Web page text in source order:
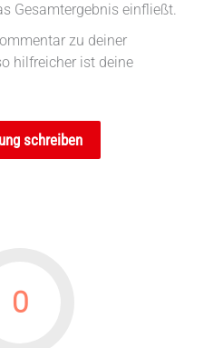
Gesamtergebnis einfließt.
zu deiner
hilfreicher ist deine
schreiben
0